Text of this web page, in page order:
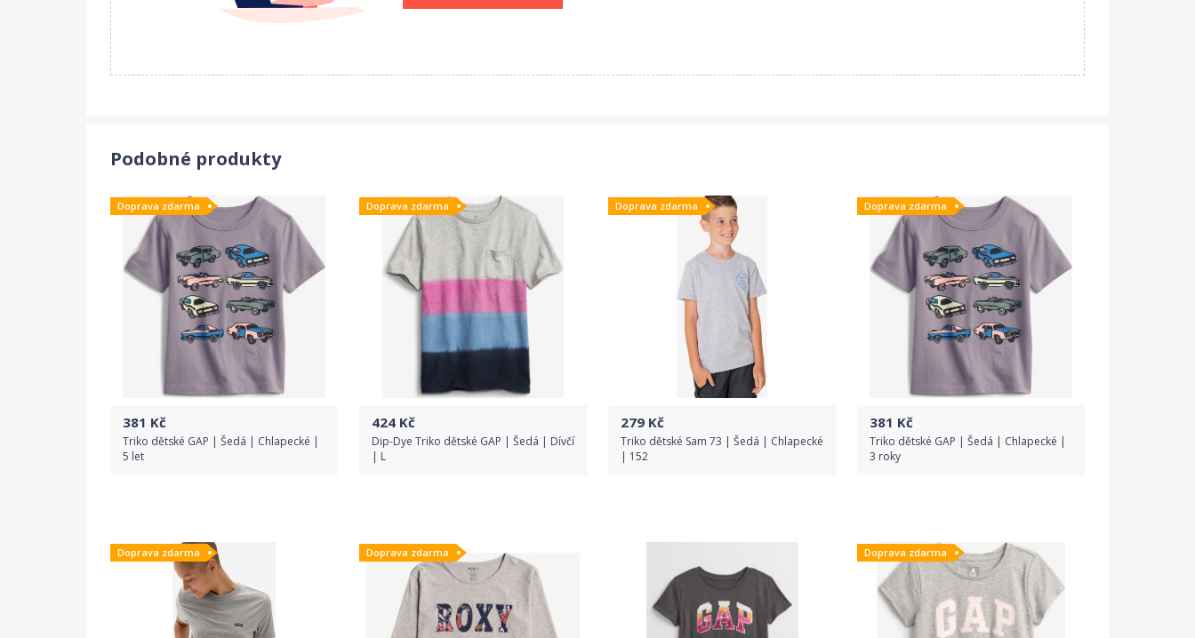
Podobné produkty
Doprava zdarma
381 Kč
Triko dětské GAP | Šedá | Chlapecké |
5 let
Detail produktu
Doprava zdarma
424 Kč
Dip-Dye Triko dětské GAP | Šedá | Dívčí
| L
Detail produktu
Doprava zdarma
279 Kč
Triko dětské Sam 73 | Šedá | Chlapecké
| 152
Doprava zdarma
381 Kč
Triko dětské GAP | Šedá | Chlapecké |
3 roky
Detail produktu
Doprava zdarma Doprava zdarma Doprava zdarma